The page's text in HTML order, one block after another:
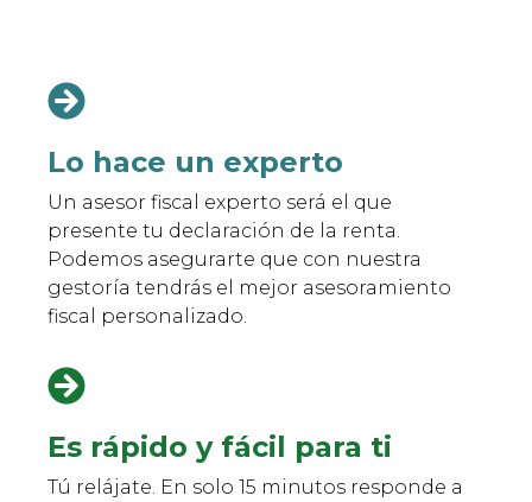
Lo hace un experto
Un asesor fiscal experto será el que
presente tu declaración de la renta.
Podemos asegurarte que con nuestra
gestoría tendrás el mejor asesoramiento
fiscal personalizado.
Es rápido y fácil para ti
Tú relájate. En solo 15 minutos responde a